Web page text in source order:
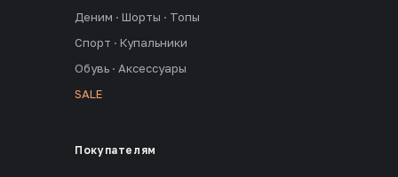
Деним · Шорты · Топы
Спорт · Купальники
Обувь · Аксессуары
SALE
Покупателям